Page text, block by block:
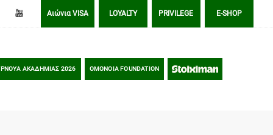
Αιώνια VISA LOYALTY PRIVILEGE E-SHOP
ΑΚΑΔΗΜΙΑΣ 2026 OMONOIA FOUNDATION STOIXIMAN